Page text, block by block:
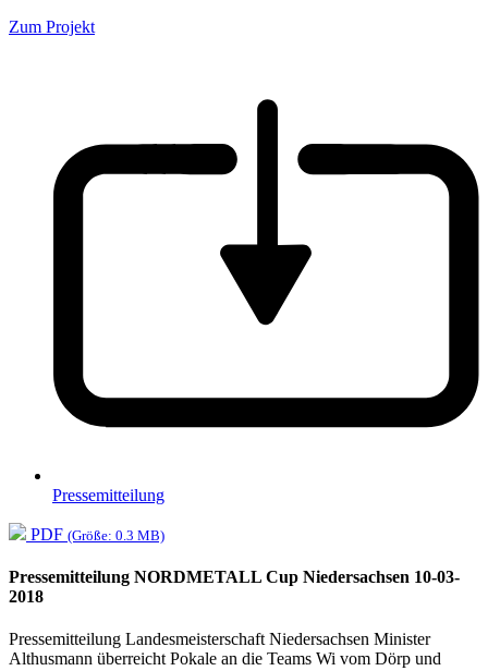
Zum Projekt
Pressemitteilung
PDF (Größe: 0.3 MB)
Pressemitteilung NORDMETALL Cup Niedersachsen 10-03-
2018
Pressemitteilung Landesmeisterschaft Niedersachsen Minister
Althusmann überreicht Pokale an die Teams Wi vom Dörp und